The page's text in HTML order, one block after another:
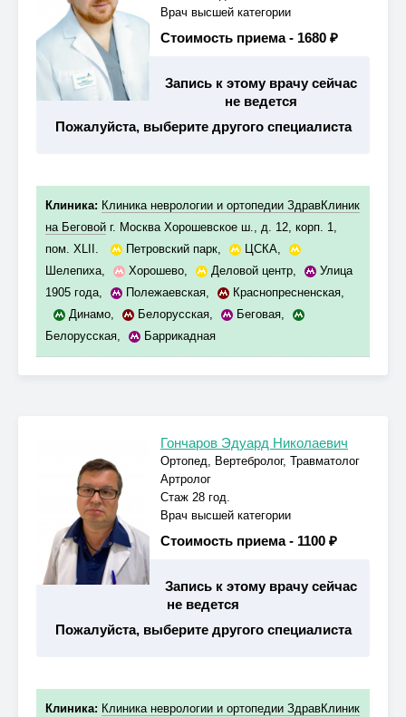
Врач высшей категории
Стоимость приема - 1680 ₽
Запись к этому врачу сейчас
не ведется
Пожалуйста, выберите другого специалиста
Клиника: Клиника неврологии и ортопедии ЗдравКлиник
на Беговой г. Москва Хорошевское ш., д. 12, корп. 1,
пом. XLII.
Петровский парк, ЦСКА,
Шелепиха, Хорошево, Деловой центр,
Улица
1905 года, Полежаевская, Краснопресненская,
Динамо, Белорусская, Беговая,
Белорусская, Баррикадная
Гончаров Эдуард Николаевич
Ортопед, Вертебролог, Травматолог
Артролог
Стаж 28 год.
Врач высшей категории
Стоимость приема - 1100 ₽
Запись к этому врачу сейчас
не ведется
Пожалуйста, выберите другого специалиста
Клиника: Клиника неврологии и ортопедии ЗдравКлиник